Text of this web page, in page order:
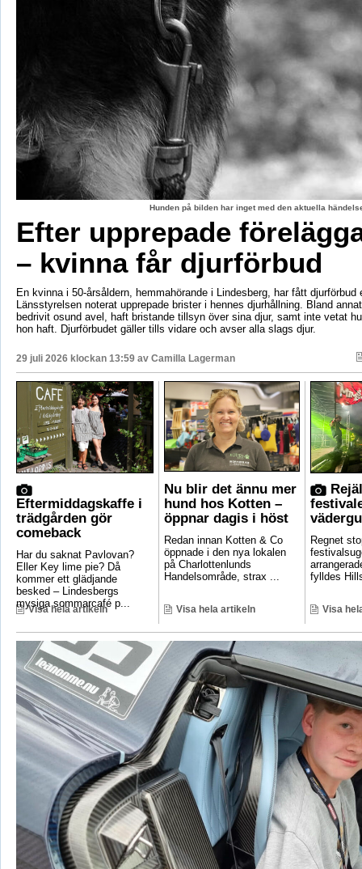
Hunden på bilden har inget med den aktuella
Efter upprepade
– kvinna får djurförbud
En kvinna i 50-årsåldern, hemmahörande i Lindesberg, har fått djurförbud
Länsstyrelsen noterat upprepade brister i hennes djurhållning. Bland
bedrivit osund avel, haft bristande tillsyn över sina djur, samt inte vetat
hon haft. Djurförbudet gäller tills vidare och avser alla slags djur.
29 juli 2026 klockan 13:59 av Camilla Lagerman
Eftermiddagskaffe i
trädgården gör
comeback
Har du saknat Pavlovan?
Eller Key lime pie? Då
kommer ett glädjande
besked – Lindesbergs
mysiga sommarcafé p...
Visa hela artikeln
Nu blir det ännu mer
hund hos Kotten –
öppnar dagis i höst
Redan innan Kotten & Co
öppnade i den nya lokalen
på Charlottenlunds
Handelsområde, strax ...
Visa hela artikeln
Regnet
fylldes
Visa